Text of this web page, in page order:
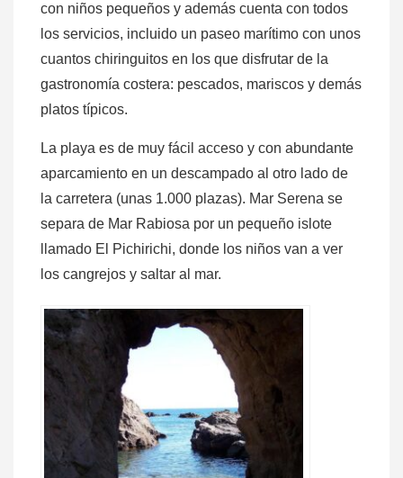
con niños pequeños y además cuenta con todos
los servicios, incluido un paseo marítimo con unos
cuantos chiringuitos en los que disfrutar de la
gastronomía costera: pescados, mariscos y demás
platos típicos.
La playa es de muy fácil acceso y con abundante
aparcamiento en un descampado al otro lado de
la carretera (unas 1.000 plazas). Mar Serena se
separa de Mar Rabiosa por un pequeño islote
llamado El Pichirichi, donde los niños van a ver
los cangrejos y saltar al mar.